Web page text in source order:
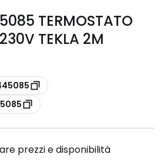
TERMOSTATO
TEKLA 2M
prezzi e disponibilità